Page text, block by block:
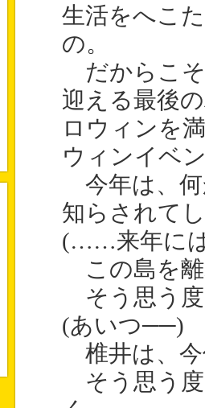
生活をへこ
の。
だからこそ
迎える最後
ロウィンを
ウィンイベ
今年は、何
知らされて
(……来年に
この島を
そう思う度
(あいつ──)
椎井は、今
そう思う度